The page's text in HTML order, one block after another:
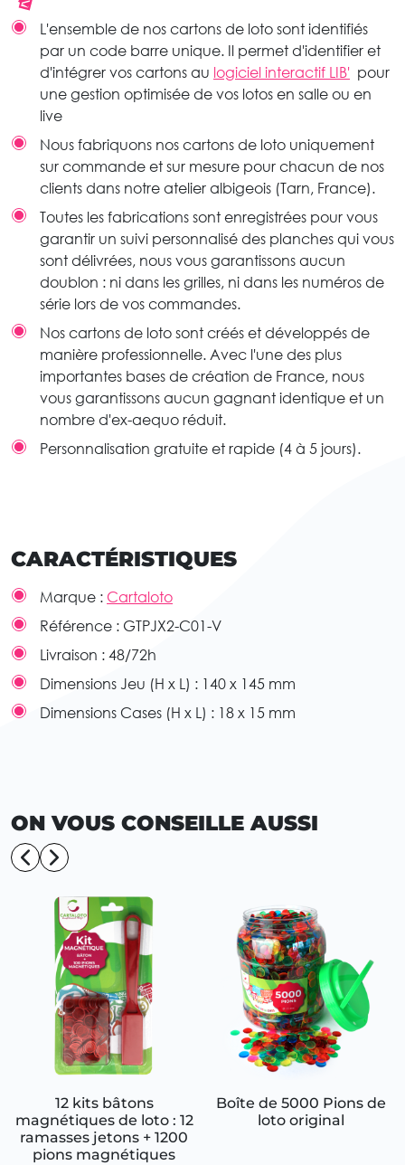
L'ensemble de nos cartons de loto sont identifiés
par un code barre unique. Il permet d'identifier et
d'intégrer vos cartons au logiciel interactif LIB' pour
une gestion optimisée de vos lotos en salle ou en
live
Nous fabriquons nos cartons de loto uniquement
sur commande et sur mesure pour chacun de nos
clients dans notre atelier albigeois (Tarn, France).
Toutes les fabrications sont enregistrées pour vous
garantir un suivi personnalisé des planches qui vous
sont délivrées, nous vous garantissons aucun
doublon : ni dans les grilles, ni dans les numéros de
série lors de vos commandes.
Nos cartons de loto sont créés et développés de
manière professionnelle. Avec l'une des plus
importantes bases de création de France, nous
vous garantissons aucun gagnant identique et un
nombre d'ex-aequo réduit.
Personnalisation gratuite et rapide (4 à 5 jours).
CARACTÉRISTIQUES
Marque : Cartaloto
Référence : GTPJX2-C01-V
Livraison : 48/72h
Dimensions Jeu (H x L) : 140 x 145 mm
Dimensions Cases (H x L) : 18 x 15 mm
ON VOUS CONSEILLE AUSSI
12 kits bâtons
magnétiques de loto : 12
ramasses jetons + 1200
pions magnétiques
Boîte de 5000 Pions de
loto original